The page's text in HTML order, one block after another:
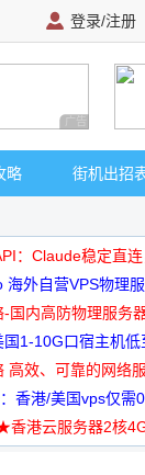
登录/注册
广告 商业广告
略 街机出招
：Claude稳定直
海外自营VPS物理
-国内高防物理服务
国1-10G口宿主机
高效、可靠的网络
：香港/美国vps仅需
港云服务器2核